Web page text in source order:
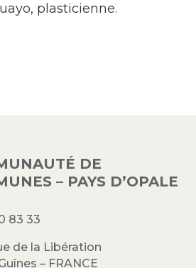
plasticienne.
DE
– PAYS D’OPALE
83 33
de la Libération
– FRANCE